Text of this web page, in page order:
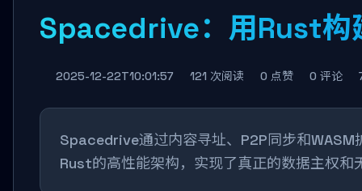
Spacedrive：用Rust构
2025-12-22T10:01:57 121 次阅读 0 点赞 0 评论
Spacedrive通过内容寻址、P2P同步和
Rust的高性能架构，实现了真正的数据主权和